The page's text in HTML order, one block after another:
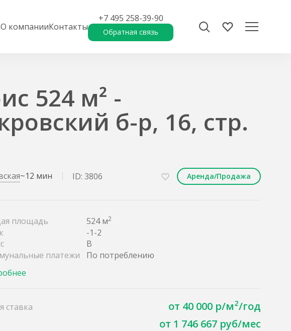
О компанииКонтакты
+7 495 258-39-90
Обратная связь
524 м² -
б-р, 16, стр.
~12 мин ID: 3806 Аренда/Продажа
площадь 524 м2
-1-2
B
платежи
По потреблению
ставка от 40 000 р/м2/год
от 1 746 667 руб/мес